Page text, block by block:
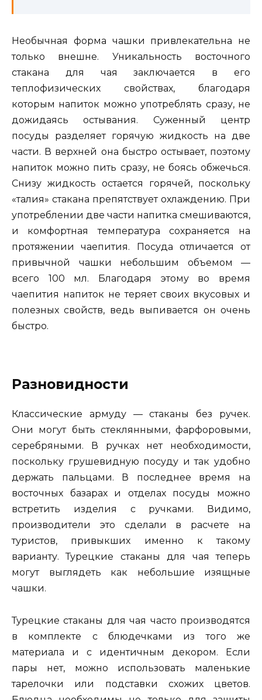
Необычная форма чашки привлекательна не
только внешне. Уникальность восточного
стакана для чая заключается в его
теплофизических свойствах, благодаря
которым напиток можно употреблять сразу, не
дожидаясь остывания. Суженный центр
посуды разделяет горячую жидкость на две
части. В верхней она быстро остывает, поэтому
напиток можно пить сразу, не боясь обжечься.
Снизу жидкость остается горячей, поскольку
«талия» стакана препятствует охлаждению. При
употреблении две части напитка смешиваются,
и комфортная температура сохраняется на
протяжении чаепития. Посуда отличается от
привычной чашки небольшим объемом —
всего 100 мл. Благодаря этому во время
чаепития напиток не теряет своих вкусовых и
полезных свойств, ведь выпивается он очень
быстро.
Разновидности
Классические армуду — стаканы без ручек.
Они могут быть стеклянными, фарфоровыми,
серебряными. В ручках нет необходимости,
поскольку грушевидную посуду и так удобно
держать пальцами. В последнее время на
восточных базарах и отделах посуды можно
встретить изделия с ручками. Видимо,
производители это сделали в расчете на
туристов, привыкших именно к такому
варианту. Турецкие стаканы для чая теперь
могут выглядеть как небольшие изящные
чашки.
Турецкие стаканы для чая часто производятся
в комплекте с блюдечками из того же
материала и с идентичным декором. Если
пары нет, можно использовать маленькие
тарелочки или подставки схожих цветов.